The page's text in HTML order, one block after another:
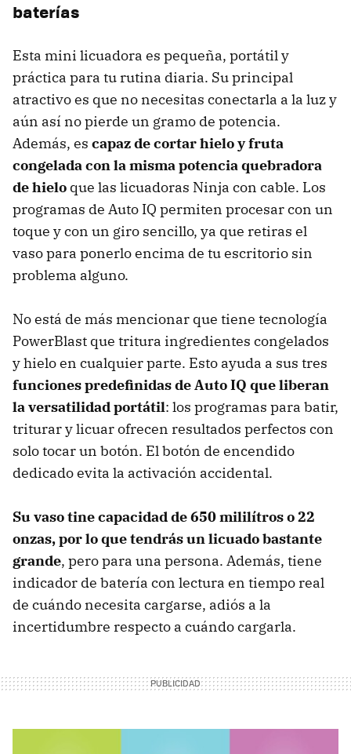
baterías
Esta mini licuadora es pequeña, portátil y
práctica para tu rutina diaria. Su principal
atractivo es que no necesitas conectarla a la luz y
aún así no pierde un gramo de potencia.
Además, es capaz de cortar hielo y fruta
congelada con la misma potencia quebradora
de hielo que las licuadoras Ninja con cable. Los
programas de Auto IQ permiten procesar con un
toque y con un giro sencillo, ya que retiras el
vaso para ponerlo encima de tu escritorio sin
problema alguno.
No está de más mencionar que tiene tecnología
PowerBlast que tritura ingredientes congelados
y hielo en cualquier parte. Esto ayuda a sus tres
funciones predefinidas de Auto IQ que liberan
la versatilidad portátil: los programas para batir,
triturar y licuar ofrecen resultados perfectos con
solo tocar un botón. El botón de encendido
dedicado evita la activación accidental.
Su vaso tine capacidad de 650 mililítros o 22
onzas, por lo que tendrás un licuado bastante
grande, pero para una persona. Además, tiene
indicador de batería con lectura en tiempo real
de cuándo necesita cargarse, adiós a la
incertidumbre respecto a cuándo cargarla.